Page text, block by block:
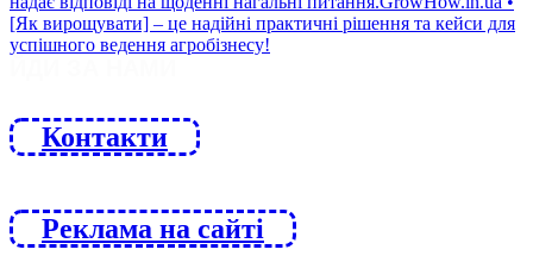
Контакти
Реклама на сайті